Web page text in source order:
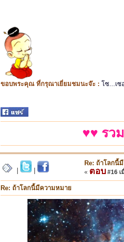
ขอบพระคุณ ที่กรุณาเยี่ยมชมนะจ๊ะ : โซ...เซ
♥♥ รว
Re: ถ้าโลกนี้
« ตอบ #16 เ
Re: ถ้าโลกนี้มีความหมาย